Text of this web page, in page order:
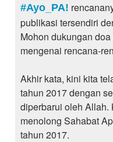
#Ayo_PA!
publikasi tersendiri
Mohon dukungan
mengenai rencana-
Akhir kata, kini kita
tahun 2017 dengan
diperbarui oleh Allah.
menolong Sahabat
tahun 2017.